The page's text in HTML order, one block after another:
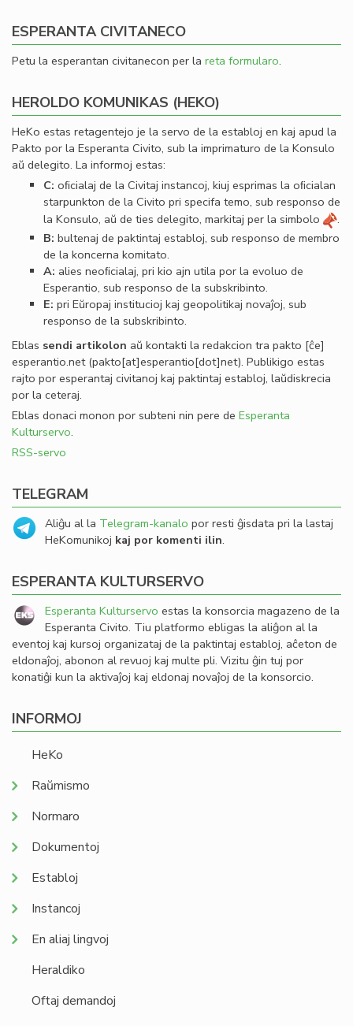
ESPERANTA CIVITANECO
Petu la esperantan civitanecon per la reta formularo.
HEROLDO KOMUNIKAS (HEKO)
HeKo estas retagentejo je la servo de la establoj en kaj apud la
Pakto por la Esperanta Civito, sub la imprimaturo de la Konsulo
aŭ delegito. La informoj estas:
C: oﬁcialaj de la Civitaj instancoj, kiuj esprimas la oﬁcialan
starpunkton de la Civito pri specifa temo, sub responso de
la Konsulo, aŭ de ties delegito, markitaj per la simbolo
.
B: bultenaj de paktintaj establoj, sub responso de membro
de la koncerna komitato.
A: alies neoﬁcialaj, pri kio ajn utila por la evoluo de
Esperantio, sub responso de la subskribinto.
E: pri Eŭropaj institucioj kaj geopolitikaj novaĵoj, sub
responso de la subskribinto.
Eblas sendi artikolon aŭ kontakti la redakcion tra pakto [ĉe]
esperantio.net(pakto[at]esperantio[dot]net). Publikigo estas
rajto por esperantaj civitanoj kaj paktintaj establoj, laŭdiskrecia
por la ceteraj.
Eblas donaci monon por subteni nin pere de Esperanta
Kulturservo.
RSS-servo
TELEGRAM
Aliĝu al la Telegram-kanalo por resti ĝisdata pri la lastaj
HeKomunikoj kaj por komenti ilin.
ESPERANTA KULTURSERVO
Esperanta Kulturservo estas la konsorcia magazeno de la
Esperanta Civito. Tiu platformo ebligas la aliĝon al la
eventoj kaj kursoj organizataj de la paktintaj establoj, aĉeton de
eldonaĵoj, abonon al revuoj kaj multe pli. Vizitu ĝin tuj por
konatiĝi kun la aktivaĵoj kaj eldonaj novaĵoj de la konsorcio.
INFORMOJ
HeKo
Raŭmismo
Normaro
Dokumentoj
Establoj
Instancoj
En aliaj lingvoj
Heraldiko
Oftaj demandoj